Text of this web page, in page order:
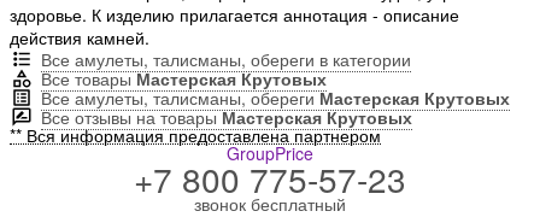
здоровье. К изделию прилагается аннотация - описание
действия камней.
Все амулеты, талисманы, обереги в категории
Все товарыМастерская Крутовых
Все амулеты, талисманы, оберегиМастерская Крутовых
Все отзывы на товарыМастерская Крутовых
** Вся информация предоставлена партнером
GroupPrice
+7 800 775-57-23
звонок бесплатный